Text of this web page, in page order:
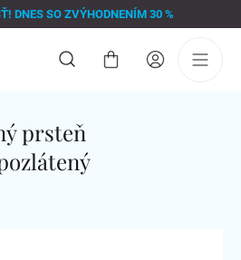
DNES SO ZVÝHODNENÍM 30 %
Nákupný
prsteň